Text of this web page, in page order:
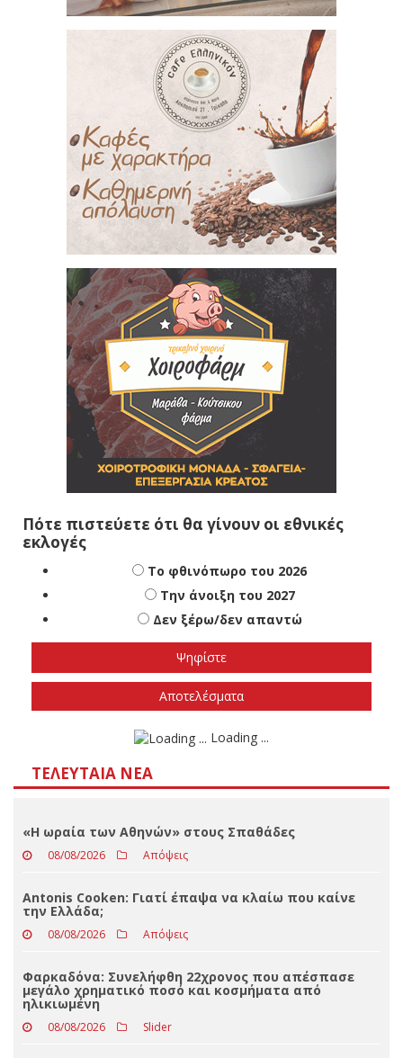
Πότε πιστεύετε ότι θα γίνουν οι εθνικές
εκλογές
Το φθινόπωρο του 2026
Την άνοιξη του 2027
Δεν ξέρω/δεν απαντώ
ΤΕΛΕΥΤΑΊΑ ΝΈΑ
«Η ωραία των Αθηνών» στους Σπαθάδες
08/08/2026 Απόψεις
Antonis Cooken: Γιατί έπαψα να κλαίω που καίνε
την Ελλάδα;
08/08/2026